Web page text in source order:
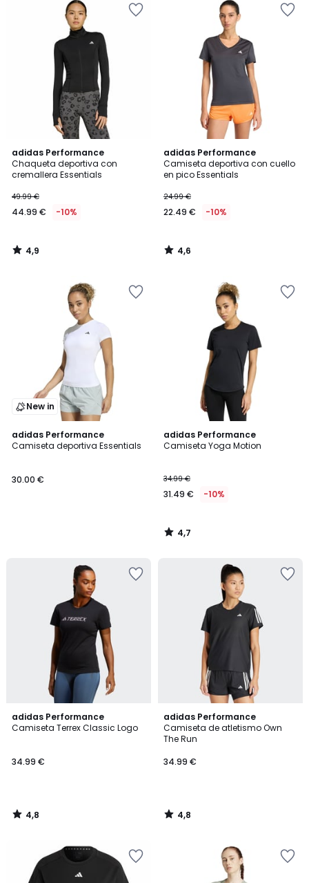
adidas Performance
Chaqueta deportiva con
cremallera Essentials
49.99 €
44.99 € -10%
4,9
/ 5
4,9
/
adidas Performance
Camiseta deportiva con cuello
en pico Essentials
24.99 €
22.49 € -10%
4,6
/ 5
4,6
/
New in
adidas Performance
Camiseta deportiva Essentials
30.00 €
adidas Performance
Camiseta Yoga Motion
34.99 €
31.49 € -10%
4,7
/ 5
4,7
/
adidas Performance
Camiseta Terrex Classic Logo
34.99 €
4,8
/ 5
4,8
/
adidas Performance
Camiseta de atletismo Own
The Run
34.99 €
4,8
/ 5
4,8
/